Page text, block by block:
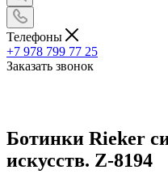
Телефоны
+7 978 799 77 25
Заказать звонок
Ботинки Rieker
искусств. Z-8194